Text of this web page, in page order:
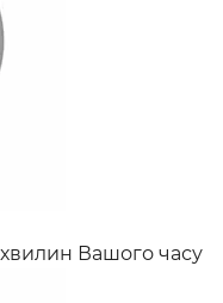
Вашого часу